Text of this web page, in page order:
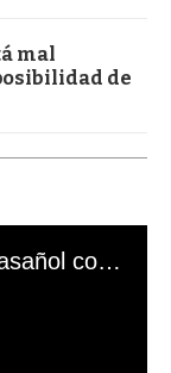
mal
de
El mal momento de Yanina Gasañol con un hincha argentino en "Subrayado"